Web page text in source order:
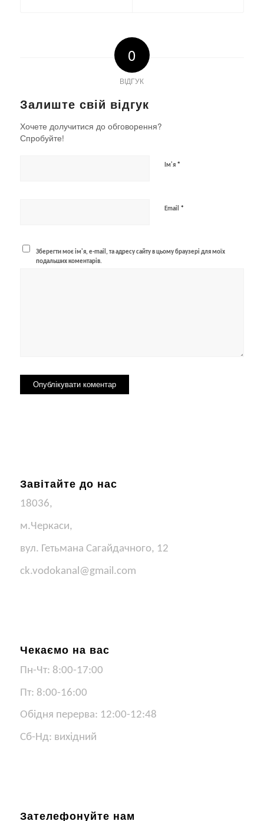
0
ВІДГУК
Залиште свій відгук
Хочете долучитися до обговорення?
Спробуйте!
Ім'я *
Email *
Зберегти моє ім'я, e-mail, та адресу сайту в цьому браузері для моїх
подальших коментарів.
Завітайте до нас
18036,
м.Черкаси,
вул. Гетьмана Сагайдачного, 12
ck.vodokanal@gmail.com
Чекаємо на вас
Пн-Чт: 8:00-17:00
Пт: 8:00-16:00
Обідня перерва: 12:00-12:48
Сб-Нд: вихідний
Зателефонуйте нам